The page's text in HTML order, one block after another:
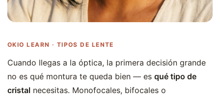
OKIO LEARN · TIPOS DE LENTE
Cuando llegas a la óptica, la primera decisión grande
no es qué montura te queda bien — es qué tipo de
cristal necesitas. Monofocales, bifocales o